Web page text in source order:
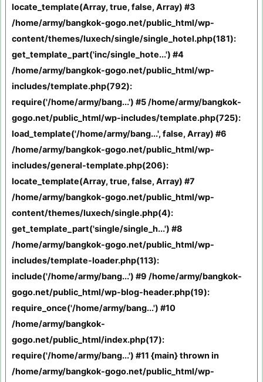
locate_template(Array, true, false, Array) #3
/home/army/bangkok-gogo.net/public_html/wp-
content/themes/luxech/single/single_hotel.php(181):
get_template_part('inc/single_hote...') #4
/home/army/bangkok-gogo.net/public_html/wp-
includes/template.php(792):
require('/home/army/bang...') #5 /home/army/bangkok-
gogo.net/public_html/wp-includes/template.php(725):
load_template('/home/army/bang...', false, Array) #6
/home/army/bangkok-gogo.net/public_html/wp-
includes/general-template.php(206):
locate_template(Array, true, false, Array) #7
/home/army/bangkok-gogo.net/public_html/wp-
content/themes/luxech/single.php(4):
get_template_part('single/single_h...') #8
/home/army/bangkok-gogo.net/public_html/wp-
includes/template-loader.php(113):
include('/home/army/bang...') #9 /home/army/bangkok-
gogo.net/public_html/wp-blog-header.php(19):
require_once('/home/army/bang...') #10
/home/army/bangkok-
gogo.net/public_html/index.php(17):
require('/home/army/bang...') #11 {main} thrown in
/home/army/bangkok-gogo.net/public_html/wp-